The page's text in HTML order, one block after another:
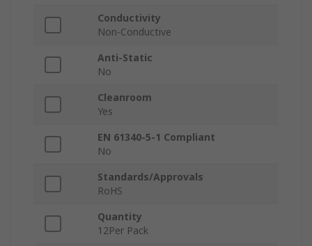
Conductivity
Non-Conductive
Anti-Static
No
Cleanroom
Yes
EN 61340-5-1 Compliant
No
Standards/Approvals
RoHS
Quantity
12Per Pack